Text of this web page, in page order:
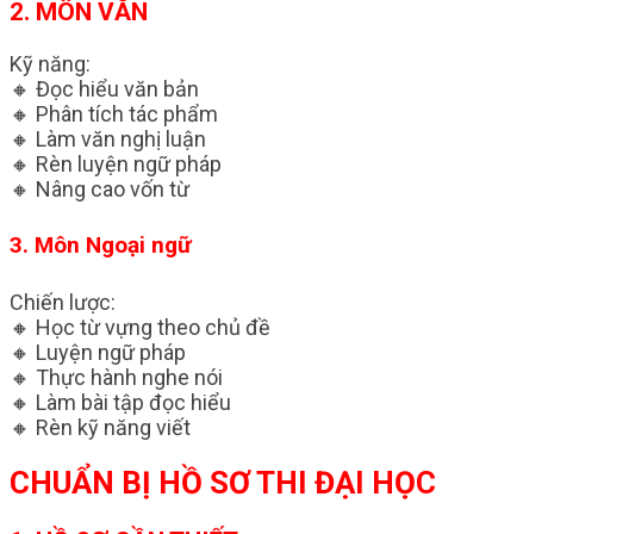
2. MÔN VĂN
Kỹ năng:
🔸 Đọc hiểu văn bản
🔸 Phân tích tác phẩm
🔸 Làm văn nghị luận
🔸 Rèn luyện ngữ pháp
🔸 Nâng cao vốn từ
3. Môn Ngoại ngữ
Chiến lược:
🔸 Học từ vựng theo chủ đề
🔸 Luyện ngữ pháp
🔸 Thực hành nghe nói
🔸 Làm bài tập đọc hiểu
🔸 Rèn kỹ năng viết
CHUẨN BỊ HỒ SƠ THI ĐẠI HỌC